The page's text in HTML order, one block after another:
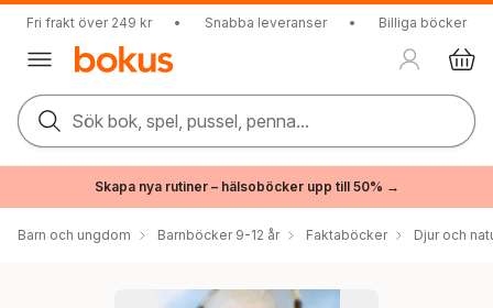
Fri frakt över 249 kr • Snabba leveranser • Billiga böcker
Sök bok, spel, pussel, penna...
Skapa nya rutiner – hälsoböcker upp till 50% →
Barn och ungdom Barnböcker 9-12 år Faktaböcker Djur och